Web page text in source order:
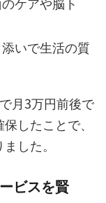
いで生活の質
月3万円前後で
したことで、
した。
ビスを賢